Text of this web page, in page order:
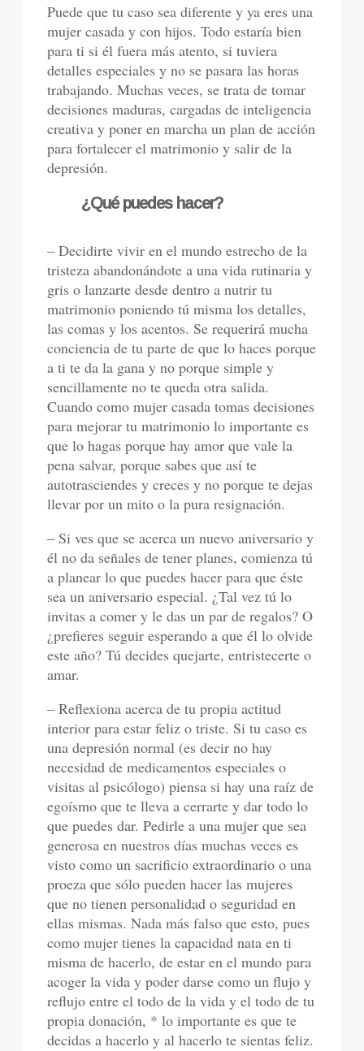
Puede que tu caso sea diferente y ya eres una
mujer casada y con hijos. Todo estaría bien
para ti si él fuera más atento, si tuviera
detalles especiales y no se pasara las horas
trabajando. Muchas veces, se trata de tomar
decisiones maduras, cargadas de inteligencia
creativa y poner en marcha un plan de acción
para fortalecer el matrimonio y salir de la
depresión.
¿Qué puedes hacer?
– Decidirte vivir en el mundo estrecho de la
tristeza abandonándote a una vida rutinaria y
gris o lanzarte desde dentro a nutrir tu
matrimonio poniendo tú misma los detalles,
las comas y los acentos. Se requerirá mucha
conciencia de tu parte de que lo haces porque
a ti te da la gana y no porque simple y
sencillamente no te queda otra salida.
Cuando como mujer casada tomas decisiones
para mejorar tu matrimonio lo importante es
que lo hagas porque hay amor que vale la
pena salvar, porque sabes que así te
autotrasciendes y creces y no porque te dejas
llevar por un mito o la pura resignación.
– Si ves que se acerca un nuevo aniversario y
él no da señales de tener planes, comienza tú
a planear lo que puedes hacer para que éste
sea un aniversario especial. ¿Tal vez tú lo
invitas a comer y le das un par de regalos? O
¿prefieres seguir esperando a que él lo olvide
este año? Tú decides quejarte, entristecerte o
amar.
– Reflexiona acerca de tu propia actitud
interior para estar feliz o triste. Si tu caso es
una depresión normal (es decir no hay
necesidad de medicamentos especiales o
visitas al psicólogo) piensa si hay una raíz de
egoísmo que te lleva a cerrarte y dar todo lo
que puedes dar. Pedirle a una mujer que sea
generosa en nuestros días muchas veces es
visto como un sacrificio extraordinario o una
proeza que sólo pueden hacer las mujeres
que no tienen personalidad o seguridad en
ellas mismas. Nada más falso que esto, pues
como mujer tienes la capacidad nata en ti
misma de hacerlo, de estar en el mundo para
acoger la vida y poder darse como un flujo y
reflujo entre el todo de la vida y el todo de tu
propia donación, * lo importante es que te
decidas a hacerlo y al hacerlo te sientas feliz.